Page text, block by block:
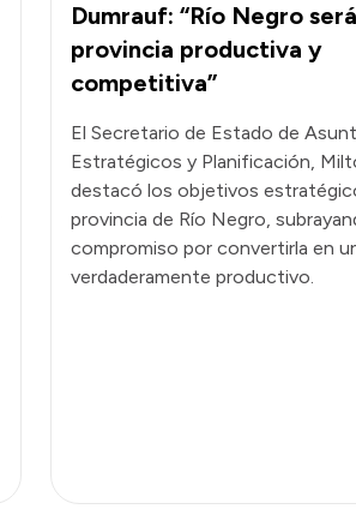
Dumrauf: “Río Negro
provincia productiva y
competitiva”
El Secretario de Estado de
Estratégicos y Planificación,
destacó los objetivos
provincia de Río Negro,
compromiso por convertirla en
verdaderamente productivo.